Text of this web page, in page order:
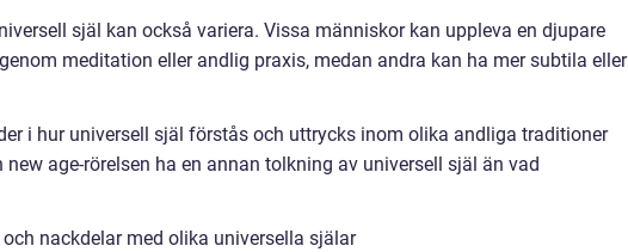
själ kan också variera. Vissa människor kan uppleva en djupare
meditation eller andlig praxis, medan andra kan ha mer subtila eller
i hur universell själ förstås och uttrycks inom olika andliga traditioner
new age-rörelsen ha en annan tolkning av universell själ än vad
nackdelar med olika universella själar